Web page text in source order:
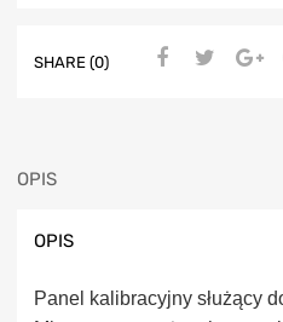
SHARE (0)
OPIS
OPIS
Panel kalibracyjny służący